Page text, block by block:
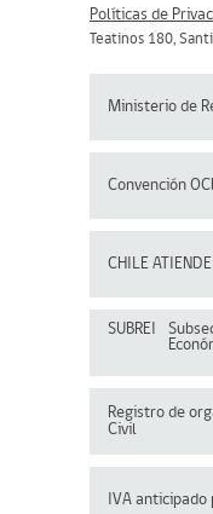
Políticas de
Teatinos 180,
Ministerio de
Convención
CHILE ATIENDE
SUBREI
Registro de
Civil
IVA